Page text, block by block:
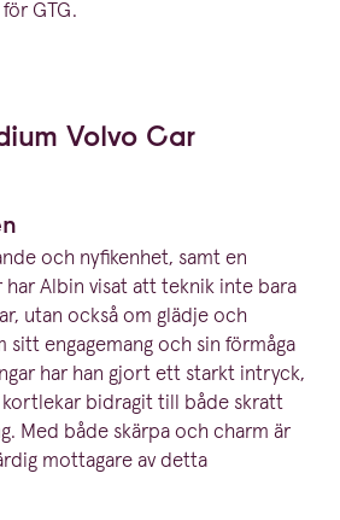
för GTG.
Volvo Car
och nyfikenhet, samt en
Albin visat att teknik inte bara
utan också om glädje och
sitt engagemang och sin förmåga
har han gjort ett starkt intryck,
kortlekar bidragit till både skratt
Med både skärpa och charm är
mottagare av detta